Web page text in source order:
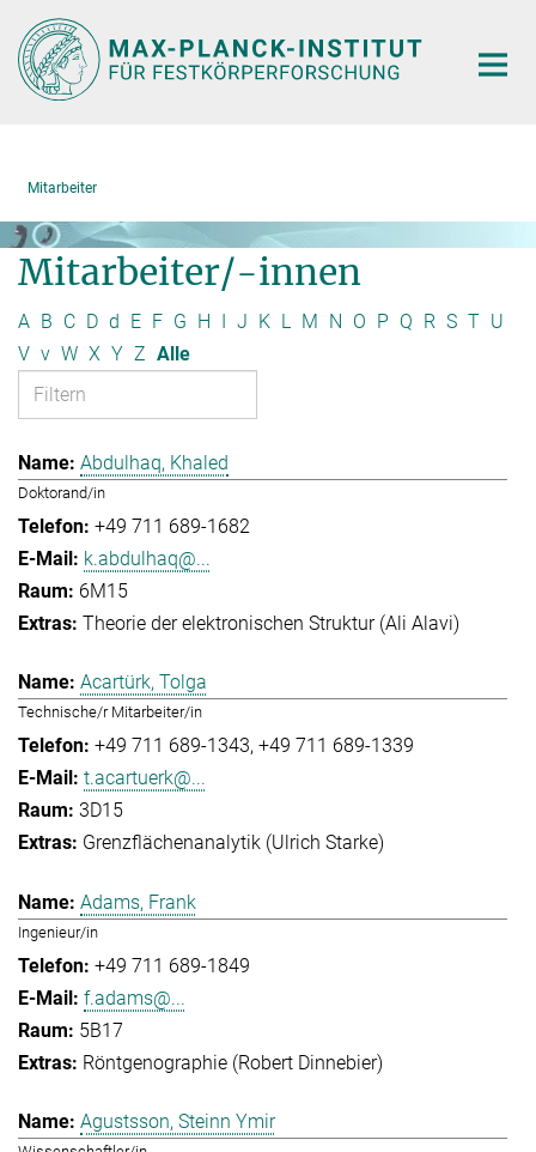
Hauptinhalt
Mitarbeiter
Mitarbeiter/-innen
A B C D d E F G H J K L M N O P Q R S T U
V v W X Y Z Alle
Abdulhaq, Khaled
Doktorand/in
+49 711 689-1682
k.abdulhaq@...
6M15
Theorie der elektronischen Struktur (Ali Alavi)
Acartürk, Tolga
Technische/r Mitarbeiter/in
+49 711 689-1343 +49 711 689-1339
t.acartuerk@...
3D15
Grenzflächenanalytik (Ulrich Starke)
Adams, Frank
Ingenieur/in
+49 711 689-1849
f.adams@...
5B17
Röntgenographie (Robert Dinnebier)
Agustsson, Steinn Ymir